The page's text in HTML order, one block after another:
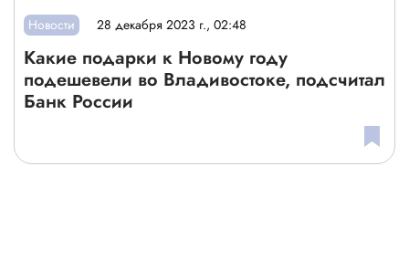
Новости 28 декабря 2023 г., 02:48
Какие подарки к Новому году
подешевели во Владивостоке, подсчитал
Банк России